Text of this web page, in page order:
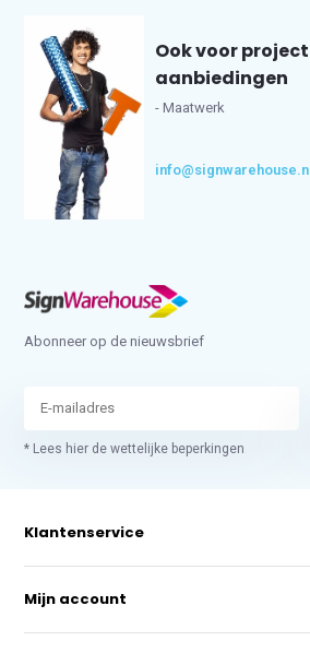
Ook voor project
aanbiedingen
- Maatwerk
info@signwarehouse.nl
Abonneer op de nieuwsbrief
* Lees hier de wettelijke beperkingen
Klantenservice
Mijn account